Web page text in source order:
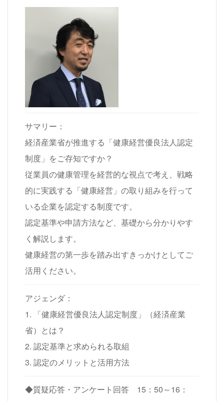
サマリー：
経済産業省が推進する「健康経営優良法人認定
制度」をご存知ですか？
従業員の健康管理を経営的な視点で考え、戦略
的に実践する「健康経営」の取り組みを行って
いる企業を認定する制度です。
認定基準や申請方法など、基礎から分かりやす
く解説します。
健康経営の第一歩を踏み出すきっかけとしてご
活用ください。
アジェンダ：
1. 「健康経営優良法人認定制度」（経済産業
省）とは？
2. 認定基準と求められる取組
3. 認定のメリットと活用方法
◆質疑応答・アンケート回答 15：50～16：